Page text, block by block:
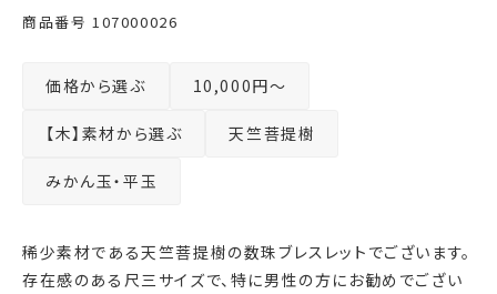
商品番号 107000026
価格から選ぶ 10,000円～
【木】素材から選ぶ 天竺菩提樹
みかん玉・平玉
稀少素材である天竺菩提樹の数珠ブレスレットでございます。
存在感のある尺三サイズで、特に男性の方にお勧めでござい